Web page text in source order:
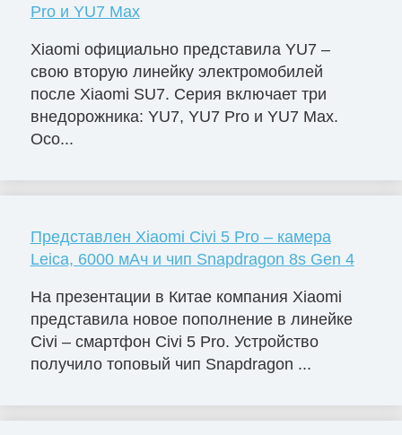
Pro и YU7 Max
Xiaomi официально представила YU7 –
свою вторую линейку электромобилей
после Xiaomi SU7. Серия включает три
внедорожника: YU7, YU7 Pro и YU7 Max.
Осо...
Представлен Xiaomi Civi 5 Pro – камера
Leica, 6000 мАч и чип Snapdragon 8s Gen 4
На презентации в Китае компания Xiaomi
представила новое пополнение в линейке
Civi – смартфон Civi 5 Pro. Устройство
получило топовый чип Snapdragon ...